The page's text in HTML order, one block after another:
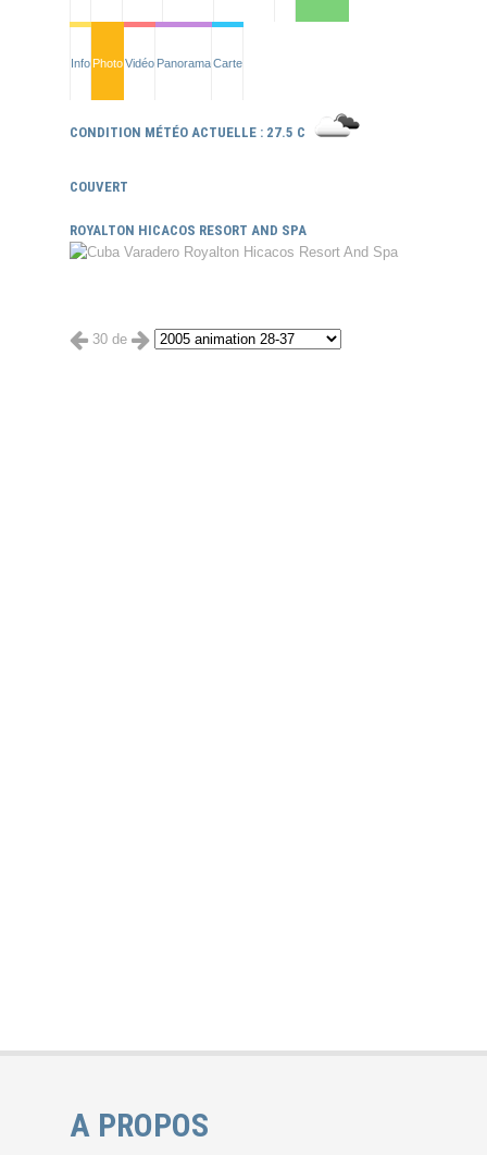
Info PhotoVidéo PanoramaCarte
CONDITION MÉTÉO ACTUELLE : 27.5 C
COUVERT
ROYALTON HICACOS RESORT AND SPA
30 de
A PROPOS